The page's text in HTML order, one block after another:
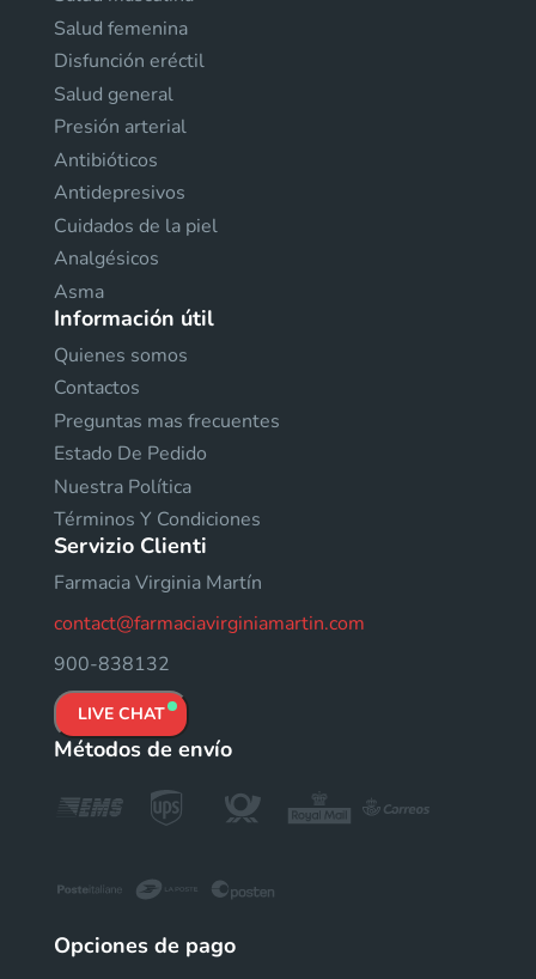
Salud femenina
Disfunción eréctil
Salud general
Presión arterial
Antibióticos
Antidepresivos
Cuidados de la piel
Analgésicos
Asma
Información útil
Quienes somos
Contactos
Preguntas mas frecuentes
Estado De Pedido
Nuestra Política
Términos Y Condiciones
Servizio Clienti
Farmacia Virginia Martín
contact@farmaciavirginiamartin.com
900-838132
LIVE CHAT
Métodos de envío
Opciones de pago